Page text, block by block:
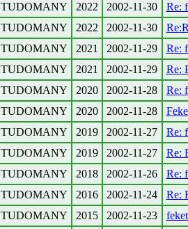
TUDOMANY
2022 2002-11-30
Re:
TUDOMANY
2022 2002-11-30
TUDOMANY
2021 2002-11-29
Re:
TUDOMANY
2021 2002-11-29
Re:
TUDOMANY
2020 2002-11-28
Re:
TUDOMANY
2020 2002-11-28
TUDOMANY
2019 2002-11-27
Re:
TUDOMANY
2019 2002-11-27
Re:
TUDOMANY
2018 2002-11-26
Re:
TUDOMANY
2016 2002-11-24
Re:
TUDOMANY
2015 2002-11-23